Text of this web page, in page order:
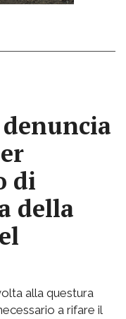
di
della
alla questura
a rifare il